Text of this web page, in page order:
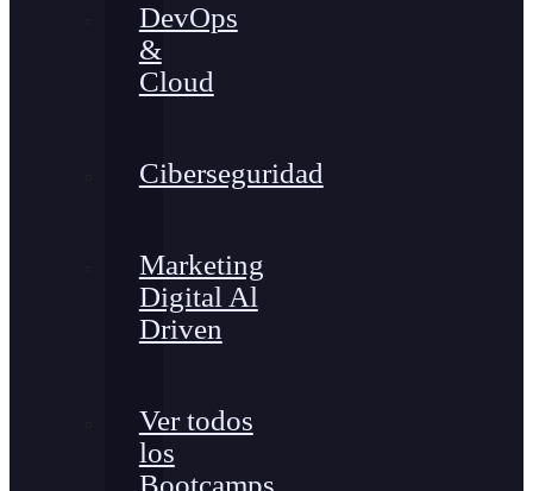
DevOps
&
Cloud
Ciberseguridad
Marketing
Digital Al
Driven
Ver todos
los
Bootcamps